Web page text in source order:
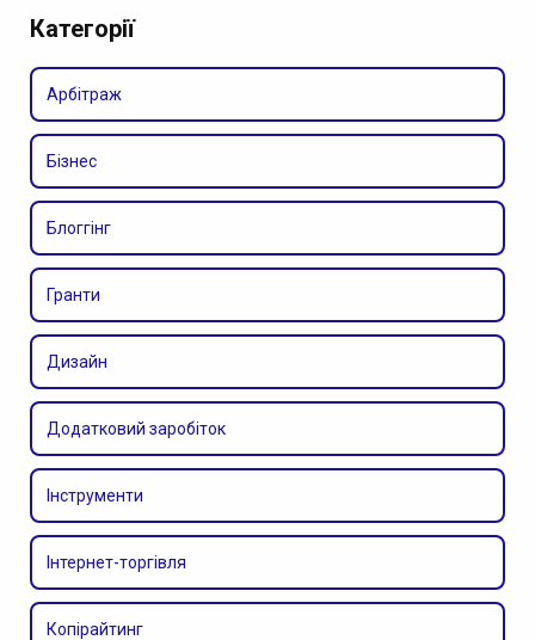
Категорії
Арбітраж
Бізнес
Блоггінг
Гранти
Дизайн
Додатковий заробіток
Інструменти
Інтернет-торгівля
Копірайтинг